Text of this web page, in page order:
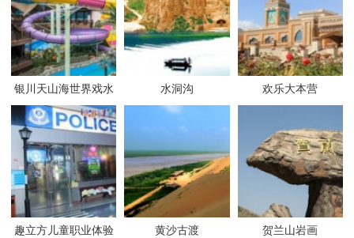
银川天山海世界戏水
乐园
水洞沟 欢乐大本营
趣立方儿童职业体验
黄沙古渡 贺兰山岩画